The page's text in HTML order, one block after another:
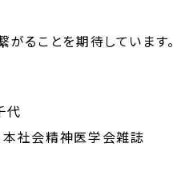
ることを期待しています。
代
本社会精神医学会雑誌